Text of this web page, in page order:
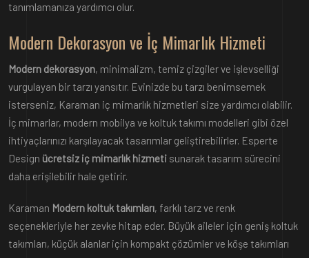
tanımlamanıza yardımcı olur.
Modern Dekorasyon ve İç Mimarlık Hizmeti
Modern dekorasyon, minimalizm, temiz çizgiler ve işlevselliği
vurgulayan bir tarzı yansıtır. Evinizde bu tarzı benimsemek
isterseniz, Karaman iç mimarlık hizmetleri size yardımcı olabilir.
İç mimarlar, modern mobilya ve koltuk takımı modelleri gibi özel
ihtiyaçlarınızı karşılayacak tasarımlar geliştirebilirler. Esperte
Design ücretsiz iç mimarlık hizmeti sunarak tasarım sürecini
daha erişilebilir hale getirir.
Karaman Modern koltuk takımları, farklı tarz ve renk
seçenekleriyle her zevke hitap eder. Büyük aileler için geniş koltuk
takımları, küçük alanlar için kompakt çözümler ve köşe takımları